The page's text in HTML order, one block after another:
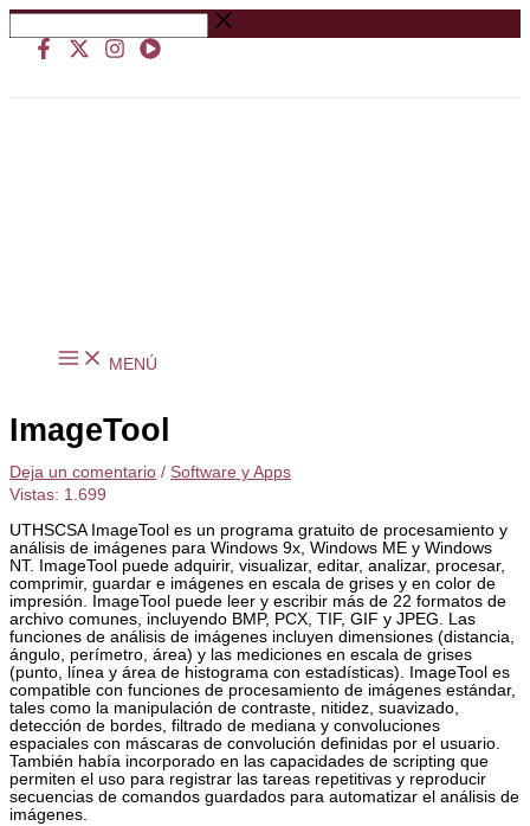
Ir
al
contenido
Buscar
…
MENÚ
ImageTool
Deja un comentario / Software y Apps
Vistas: 1.699
UTHSCSA ImageTool es un programa gratuito de procesamiento y
análisis de imágenes para Windows 9x, Windows ME y Windows
NT. ImageTool puede adquirir, visualizar, editar, analizar, procesar,
comprimir, guardar e imágenes en escala de grises y en color de
impresión. ImageTool puede leer y escribir más de 22 formatos de
archivo comunes, incluyendo BMP, PCX, TIF, GIF y JPEG. Las
funciones de análisis de imágenes incluyen dimensiones (distancia,
ángulo, perímetro, área) y las mediciones en escala de grises
(punto, línea y área de histograma con estadísticas). ImageTool es
compatible con funciones de procesamiento de imágenes estándar,
tales como la manipulación de contraste, nitidez, suavizado,
detección de bordes, filtrado de mediana y convoluciones
espaciales con máscaras de convolución definidas por el usuario.
También había incorporado en las capacidades de scripting que
permiten el uso para registrar las tareas repetitivas y reproducir
secuencias de comandos guardados para automatizar el análisis de
imágenes.